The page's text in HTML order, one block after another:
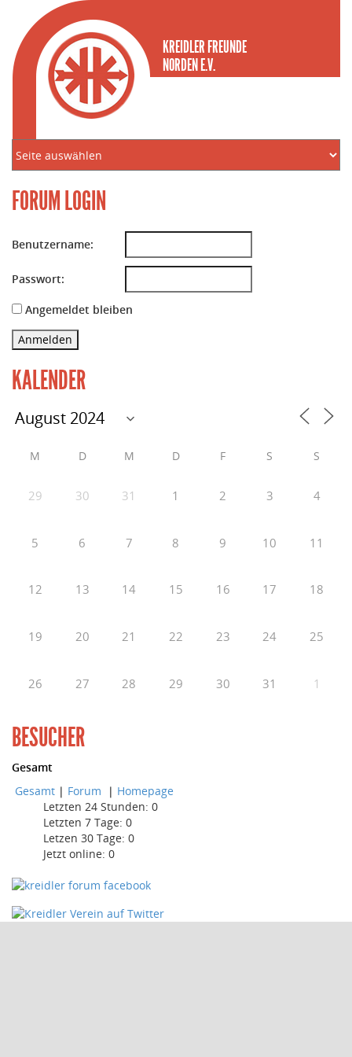
KREIDLER FREUNDE
NORDEN E.V.
FORUM LOGIN
Benutzername:
Passwort:
Angemeldet bleiben
Anmelden
KALENDER
M D M D F S S
29 30 31 1 2 3 4
5 6 7 8 9 10 11
12 13 14 15 16 17 18
19 20 21 22 23 24 25
26 27 28 29 30 31 1
BESUCHER
Gesamt
Gesamt | Forum | Homepage
Letzten 24 Stunden: 0
Letzten 7 Tage: 0
Letzen 30 Tage: 0
Jetzt online: 0